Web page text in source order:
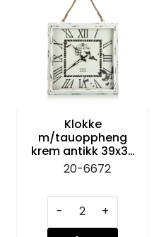
Klokke
m/tauoppheng
krem antikk 39x39
cm
20-6672
- +